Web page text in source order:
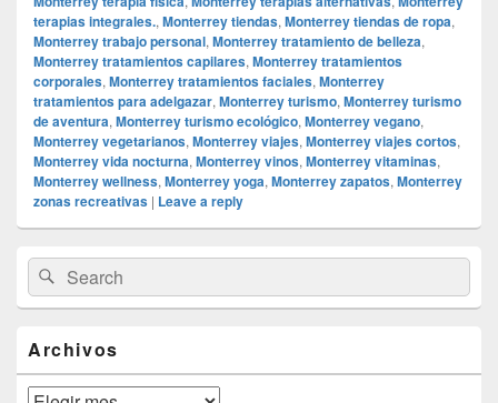
terapias integrales., Monterrey tiendas, Monterrey tiendas de ropa,
Monterrey trabajo personal, Monterrey tratamiento de belleza,
Monterrey tratamientos capilares, Monterrey tratamientos
corporales, Monterrey tratamientos faciales, Monterrey
tratamientos para adelgazar, Monterrey turismo, Monterrey turismo
de aventura, Monterrey turismo ecológico, Monterrey vegano,
Monterrey vegetarianos, Monterrey viajes, Monterrey viajes cortos,
Monterrey vida nocturna, Monterrey vinos, Monterrey vitaminas,
Monterrey wellness, Monterrey yoga, Monterrey zapatos, Monterrey
zonas recreativas | Leave a reply
Primary
Sidebar
Widget
Area
Search
for:
Search
Archivos
Archivos